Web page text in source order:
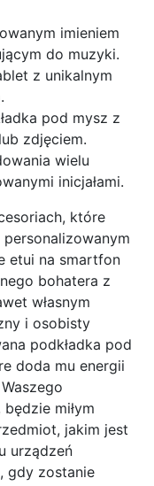
imieniem
do muzyki.
z unikalnym
pod mysz z
zdjęciem.
wielu
inicjałami.
które
etui na smartfon
bohatera z
własnym
i osobisty
podkładka pod
doda mu energii
miłym
jakim jest
urządzeń
gdy zostanie